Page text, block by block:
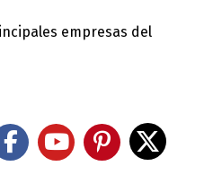
empresas del